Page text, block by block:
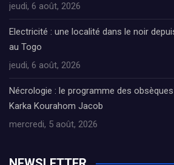
jeudi, 6 août, 2026
Electricité : une localité dans le noir
au Togo
jeudi, 6 août, 2026
Nécrologie : le programme des
Karka Kourahom Jacob
mercredi, 5 août, 2026